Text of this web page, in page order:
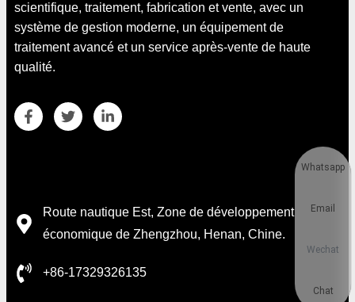
scientifique, traitement, fabrication et vente, avec un
système de gestion moderne, un équipement de
traitement avancé et un service après-vente de haute
qualité.
Route nautique Est, Zone de développement
économique de Zhengzhou, Henan, Chine.
+86-17329326135
Whatsapp
Email
Wechat
Chat